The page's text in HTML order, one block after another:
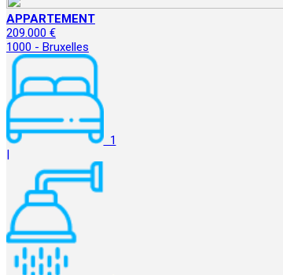
APPARTEMENT
209.000 €
1000 - Bruxelles
1